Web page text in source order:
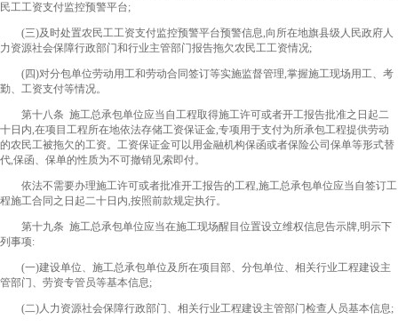
民工工资支付监控预警平台;
(三)及时处置农民工工资支付监控预警平台预警信息,向所在地旗县级人民政府人
力资源社会保障行政部门和行业主管部门报告拖欠农民工工资情况;
(四)对分包单位劳动用工和劳动合同签订等实施监督管理,掌握施工现场用工、考
勤、工资支付等情况。
第十八条 施工总承包单位应当自工程取得施工许可或者开工报告批准之日起二
十日内,在项目工程所在地依法存储工资保证金,专项用于支付为所承包工程提供劳动
的农民工被拖欠的工资。工资保证金可以用金融机构保函或者保险公司保单等形式替
代,保函、保单的性质为不可撤销见索即付。
依法不需要办理施工许可或者批准开工报告的工程,施工总承包单位应当自签订工
程施工合同之日起二十日内,按照前款规定执行。
第十九条 施工总承包单位应当在施工现场醒目位置设立维权信息告示牌,明示下
列事项:
(一)建设单位、施工总承包单位及所在项目部、分包单位、相关行业工程建设主
管部门、劳资专管员等基本信息;
(二)人力资源社会保障行政部门、相关行业工程建设主管部门检查人员基本信息;